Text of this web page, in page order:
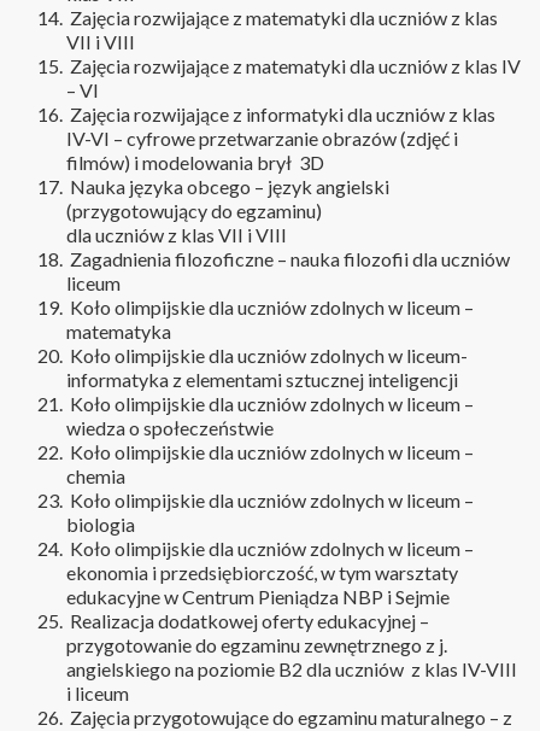
Zajęcia rozwijające z matematyki dla uczniów z klas
VII i VIII
Zajęcia rozwijające z matematyki dla uczniów z klas IV
– VI
Zajęcia rozwijające z informatyki dla uczniów z klas
IV-VI – cyfrowe przetwarzanie obrazów (zdjęć i
filmów) i modelowania brył 3D
Nauka języka obcego – język angielski
(przygotowujący do egzaminu)
dla uczniów z klas VII i VIII
Zagadnienia filozoficzne – nauka filozofii dla uczniów
liceum
Koło olimpijskie dla uczniów zdolnych w liceum –
matematyka
Koło olimpijskie dla uczniów zdolnych w liceum-
informatyka z elementami sztucznej inteligencji
Koło olimpijskie dla uczniów zdolnych w liceum –
wiedza o społeczeństwie
Koło olimpijskie dla uczniów zdolnych w liceum –
chemia
Koło olimpijskie dla uczniów zdolnych w liceum –
biologia
Koło olimpijskie dla uczniów zdolnych w liceum –
ekonomia i przedsiębiorczość, w tym warsztaty
edukacyjne w Centrum Pieniądza NBP i Sejmie
Realizacja dodatkowej oferty edukacyjnej –
przygotowanie do egzaminu zewnętrznego z j.
angielskiego na poziomie B2 dla uczniów z klas IV-VIII
i liceum
Zajęcia przygotowujące do egzaminu maturalnego – z